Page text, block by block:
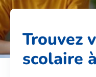
Trouvez
scolaire